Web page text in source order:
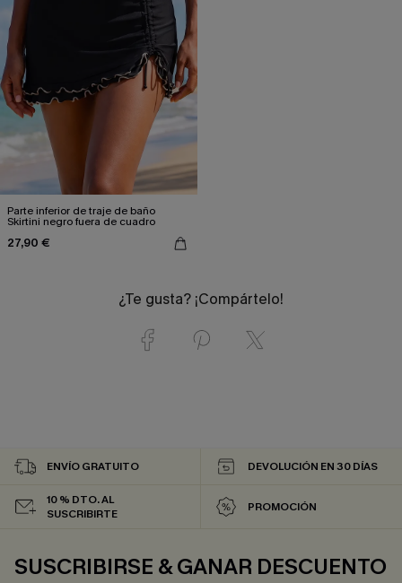
Parte inferior de traje de baño
Skirtini negro fuera de cuadro
27,90 €
¿Te gusta? ¡Compártelo!
ENVÍO GRATUITO DEVOLUCIÓN EN 30 DÍAS
10 % DTO. AL
SUSCRIBIRTE
PROMOCIÓN
SUSCRIBIRSE & GANAR DESCUENTO